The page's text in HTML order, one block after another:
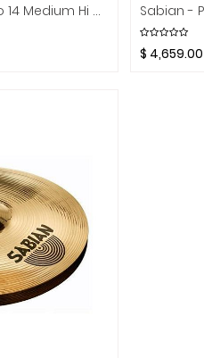
Sabian - Platillos B8 Pro 14 Medium Hi Hats Mod.31402B
$ 4,659.00